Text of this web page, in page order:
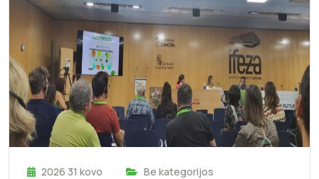
2026 31 kovo Be kategorijos